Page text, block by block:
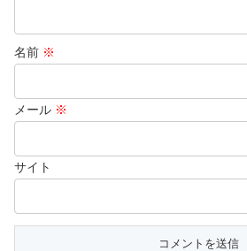
名前 ※
メール ※
サイト